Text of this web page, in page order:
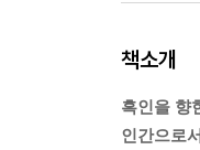
책소개
흑인을 향
인간으로